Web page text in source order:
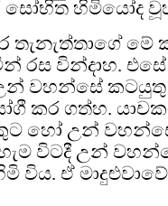
සෝභිත හිමියෝද
මේ
රස වින්දාහ.
වහන්සේ
කර ගත්හ.
හෝ උන්
විටදී උන්
විය. ඒ